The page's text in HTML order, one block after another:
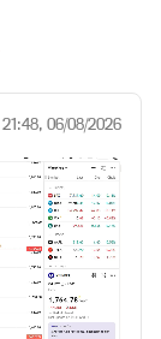
21:48, 06/08/2026